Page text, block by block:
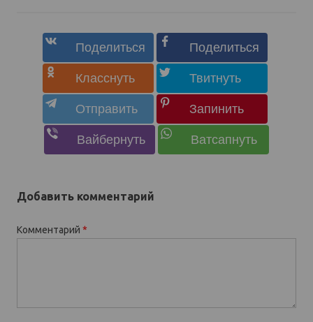
Добавить комментарий
Комментарий *